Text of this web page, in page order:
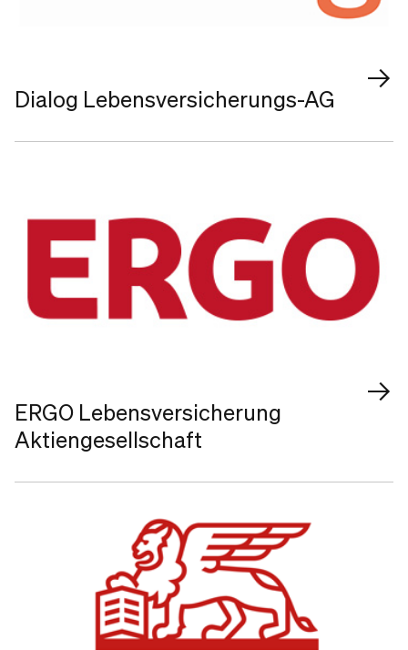
Dialog Lebensversicherungs-AG
ERGO Lebensversicherung
Aktiengesellschaft